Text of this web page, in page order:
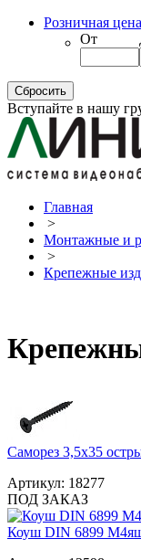
Розничная цена
От
Вступайте в нашу
Главная
>
Монтажные и
>
Крепежные
Саморез 3,5х35
Артикул: 18277
ПОД ЗАКАЗ
Коуш DIN 6899